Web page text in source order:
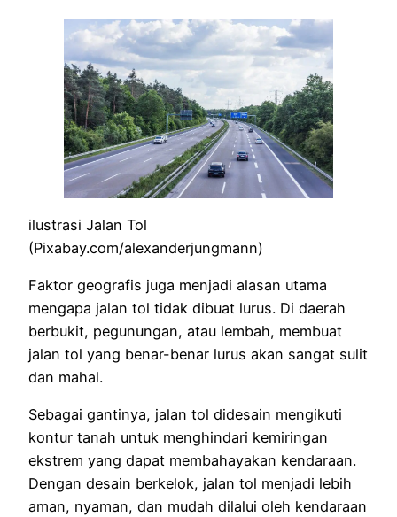
ilustrasi Jalan Tol
(Pixabay.com/alexanderjungmann)
Faktor geografis juga menjadi alasan utama
mengapa jalan tol tidak dibuat lurus. Di daerah
berbukit, pegunungan, atau lembah, membuat
jalan tol yang benar-benar lurus akan sangat sulit
dan mahal.
Sebagai gantinya, jalan tol didesain mengikuti
kontur tanah untuk menghindari kemiringan
ekstrem yang dapat membahayakan kendaraan.
Dengan desain berkelok, jalan tol menjadi lebih
aman, nyaman, dan mudah dilalui oleh kendaraan